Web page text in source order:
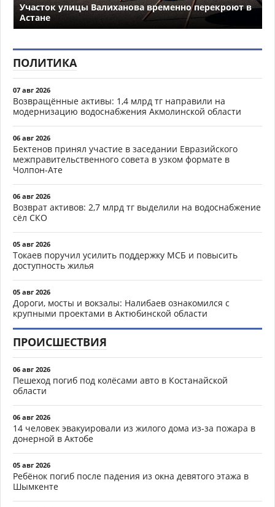
Участок улицы Валиханова временно перекроют в
Астане
ПОЛИТИКА
07 авг 2026
Возвращённые активы: 1,4 млрд тг направили на
модернизацию водоснабжения Акмолинской области
06 авг 2026
Бектенов принял участие в заседании Евразийского
межправительственного совета в узком формате в
Чолпон-Ате
06 авг 2026
Возврат активов: 2,7 млрд тг выделили на водоснабжение
сёл СКО
05 авг 2026
Токаев поручил усилить поддержку МСБ и повысить
доступность жилья
05 авг 2026
Дороги, мосты и вокзалы: Налибаев ознакомился с
крупными проектами в Актюбинской области
ПРОИСШЕСТВИЯ
06 авг 2026
Пешеход погиб под колёсами авто в Костанайской
области
06 авг 2026
14 человек эвакуировали из жилого дома из-за пожара в
донерной в Актобе
05 авг 2026
Ребёнок погиб после падения из окна девятого этажа в
Шымкенте